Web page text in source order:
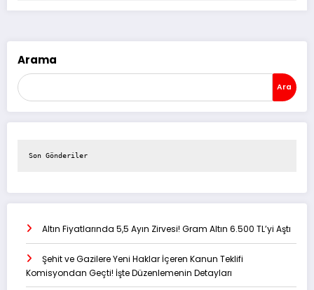
Arama
Ara
Son Gönderiler
Altın Fiyatlarında 5,5 Ayın Zirvesi! Gram Altın 6.500 TL’yi Aştı
Şehit ve Gazilere Yeni Haklar İçeren Kanun Teklifi
Komisyondan Geçti! İşte Düzenlemenin Detayları